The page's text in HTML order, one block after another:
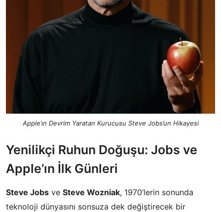
Apple’ın Devrim Yaratan Kurucusu Steve Jobs’un Hikayesi
Yenilikçi Ruhun Doğuşu: Jobs ve
Apple’ın İlk Günleri
Steve Jobs ve Steve Wozniak, 1970’lerin sonunda
teknoloji dünyasını sonsuza dek değiştirecek bir